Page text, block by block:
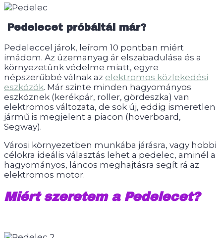
Pedelecet próbáltál már?
Pedeleccel járok, leírom 10 pontban miért
imádom. Az üzemanyag ár elszabadulása és a
környezetünk védelme miatt, egyre
népszerűbbé válnak az elektromos közlekedési
eszközök. Már szinte minden hagyományos
eszköznek (kerékpár, roller, gördeszka) van
elektromos változata, de sok új, eddig ismeretlen
jármű is megjelent a piacon (hoverboard,
Segway).
Városi környezetben munkába járásra, vagy hobbi
célokra ideális választás lehet a pedelec, aminél a
hagyományos, láncos meghajtásra segít rá az
elektromos motor.
Miért szeretem a Pedelecet?